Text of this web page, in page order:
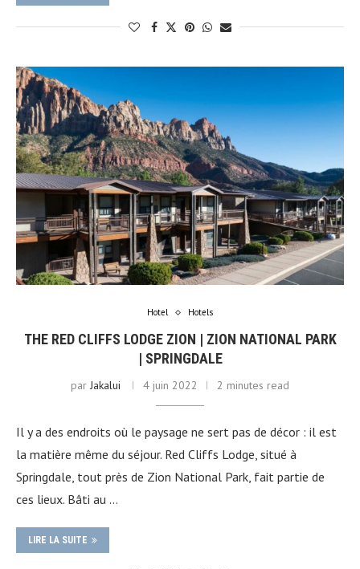
Hotel Hotels
THE RED CLIFFS LODGE ZION | ZION NATIONAL PARK
| SPRINGDALE
par Jakalui 4 juin 2022 2 minutes read
Il y a des endroits où le paysage ne sert pas de décor : il est
la matière même du séjour. Red Cliffs Lodge, situé à
Springdale, tout près de Zion National Park, fait partie de
ces lieux. Bâti au …
LIRE LA SUITE